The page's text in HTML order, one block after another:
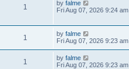
1 by falme
Fri Aug 07, 2026 9:24 am
1 by falme
Fri Aug 07, 2026 9:23 am
1 by falme
Fri Aug 07, 2026 9:23 am